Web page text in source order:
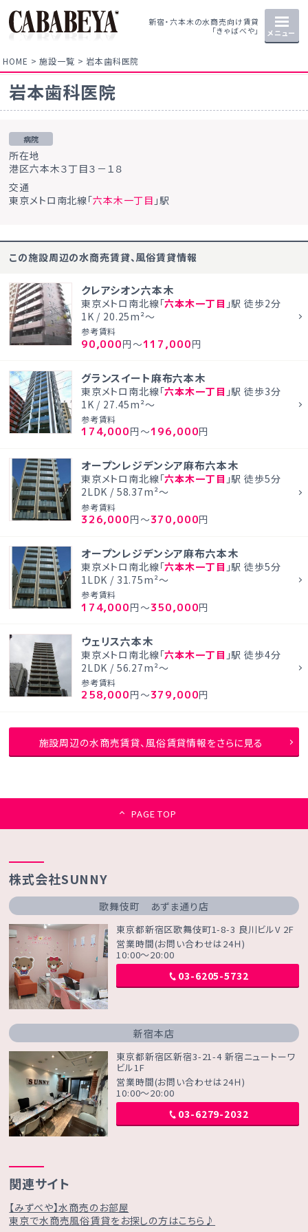
新宿・六本木の水商売向け賃貸
「きゃばべや」
メニュー
HOME 施設一覧 岩本歯科医院
岩本歯科医院
病院
所在地
港区六本木３丁目３－１８
交通
東京メトロ南北線「六本木一丁目 」駅
この施設周辺の水商売賃貸、風俗賃貸情報
クレアシオン六本木
東京メトロ南北線「六本木一丁目 」駅 徒歩2分
1K / 20.25m²～
参考賃料
90,000円～117,000円
グランスイート麻布六本木
東京メトロ南北線「六本木一丁目 」駅 徒歩3分
1K / 27.45m²～
参考賃料
174,000円～196,000円
オープンレジデンシア麻布六本木
東京メトロ南北線「六本木一丁目 」駅 徒歩5分
2LDK / 58.37m²～
参考賃料
326,000円～370,000円
オープンレジデンシア麻布六本木
東京メトロ南北線「六本木一丁目 」駅 徒歩5分
1LDK / 31.75m²～
参考賃料
174,000円～350,000円
ウェリス六本木
東京メトロ南北線「六本木一丁目 」駅 徒歩4分
2LDK / 56.27m²～
参考賃料
258,000円～379,000円
施設周辺の水商売賃貸、風俗賃貸情報をさらに見る
PAGE TOP
株式会社SUNNY
歌舞伎町 あずま通り店
東京都新宿区歌舞伎町1-8-3 良川ビルV 2F
営業時間(お問い合わせは24Ｈ)
10:00～20:00
03-6205-5732
新宿本店
東京都新宿区新宿3-21-4 新宿ニュートーワ
ビル1F
営業時間(お問い合わせは24Ｈ)
10:00～20:00
03-6279-2032
関連サイト
【みずべや】水商売のお部屋
東京で水商売風俗賃貸をお探しの方はこちら♪